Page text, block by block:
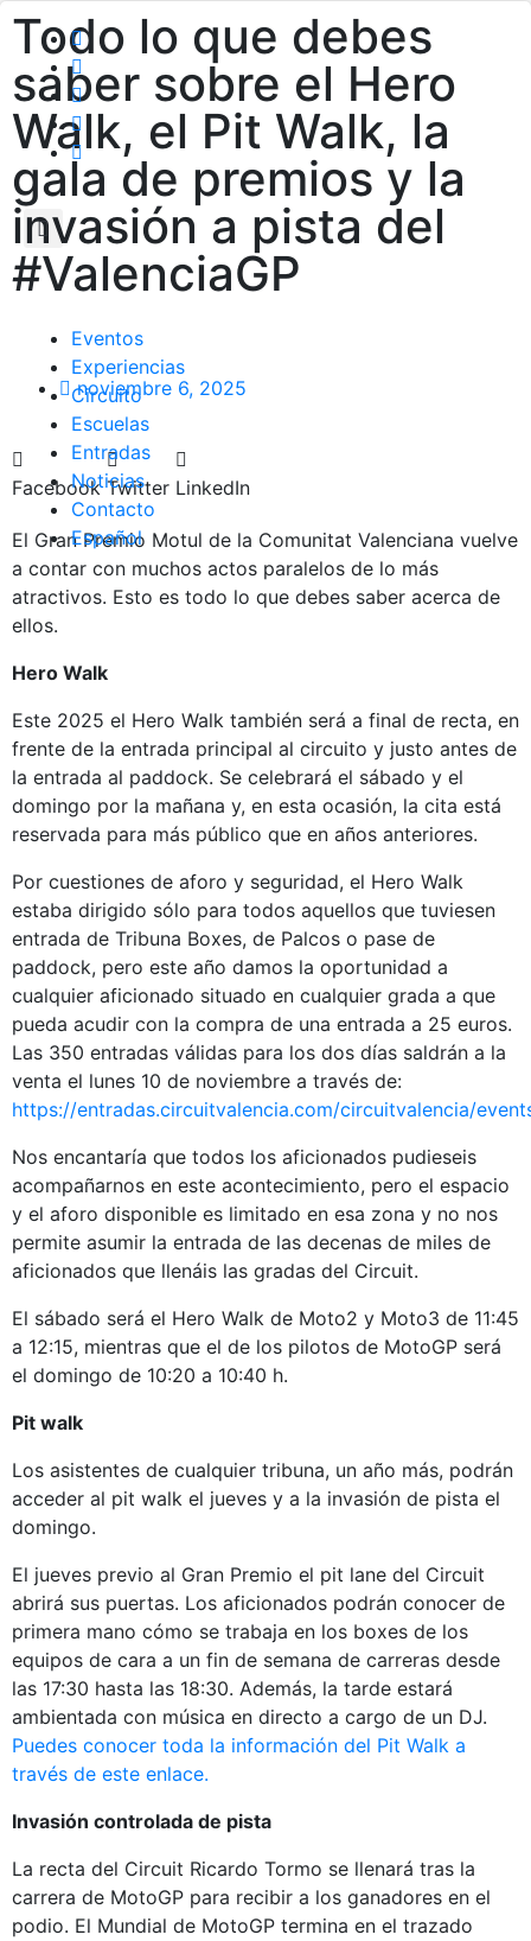
Eventos
Experiencias
Circuito
Escuelas
Entradas
Noticias
Contacto
Español
Todo lo que debes
saber sobre el Hero
Walk, el Pit Walk, la
gala de premios y la
invasión a pista del
#ValenciaGP
noviembre 6, 2025
Facebook Twitter LinkedIn
El Gran Premio Motul de la Comunitat Valenciana vuelve
a contar con muchos actos paralelos de lo más
atractivos. Esto es todo lo que debes saber acerca de
ellos.
Hero Walk
Este 2025 el Hero Walk también será a final de recta, en
frente de la entrada principal al circuito y justo antes de
la entrada al paddock. Se celebrará el sábado y el
domingo por la mañana y, en esta ocasión, la cita está
reservada para más público que en años anteriores.
Por cuestiones de aforo y seguridad, el Hero Walk
estaba dirigido sólo para todos aquellos que tuviesen
entrada de Tribuna Boxes, de Palcos o pase de
paddock, pero este año damos la oportunidad a
cualquier aficionado situado en cualquier grada a que
pueda acudir con la compra de una entrada a 25 euros.
Las 350 entradas válidas para los dos días saldrán a la
venta el lunes 10 de noviembre a través de:
https://entradas.circuitvalencia.com/circuitvalencia/
Nos encantaría que todos los aficionados pudieseis
acompañarnos en este acontecimiento, pero el espacio
y el aforo disponible es limitado en esa zona y no nos
permite asumir la entrada de las decenas de miles de
aficionados que llenáis las gradas del Circuit.
El sábado será el Hero Walk de Moto2 y Moto3 de 11:45
a 12:15, mientras que el de los pilotos de MotoGP será
el domingo de 10:20 a 10:40 h.
Pit walk
Los asistentes de cualquier tribuna, un año más, podrán
acceder al pit walk el jueves y a la invasión de pista el
domingo.
El jueves previo al Gran Premio el pit lane del Circuit
abrirá sus puertas. Los aficionados podrán conocer de
primera mano cómo se trabaja en los boxes de los
equipos de cara a un fin de semana de carreras desde
las 17:30 hasta las 18:30. Además, la tarde estará
ambientada con música en directo a cargo de un DJ.
Puedes conocer toda la información del Pit Walk a
través de este enlace.
Invasión controlada de pista
La recta del Circuit Ricardo Tormo se llenará tras la
carrera de MotoGP para recibir a los ganadores en el
podio. El Mundial de MotoGP termina en el trazado